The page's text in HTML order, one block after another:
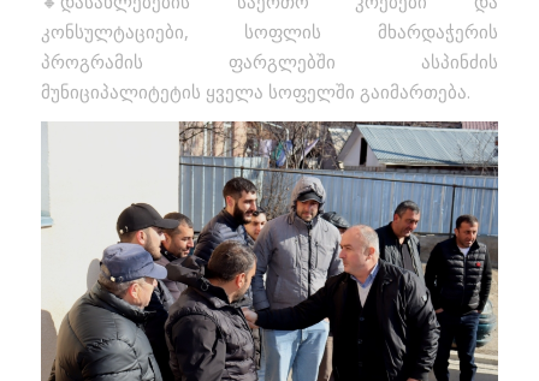
კონსულტაციები, სოფლის მხარდაჭერის
პროგრამის ფარგლებში ასპინძის
მუნიციპალიტეტის ყველა სოფელში გაიმართება.